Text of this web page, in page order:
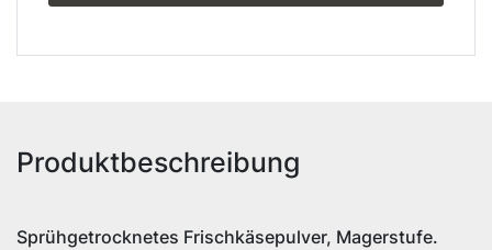
Produktbeschreibung
Sprühgetrocknetes Frischkäsepulver, Magerstufe.